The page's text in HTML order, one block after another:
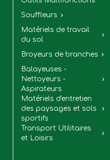
Souffleurs 
Matériels de travail
du sol

Broyeurs de branches 
Balayeuses -
Nettoyeurs -
Aspirateurs

Matériels d'entretien
des paysages et sols
sportifs

Transport Utilitaires
et Loisirs
